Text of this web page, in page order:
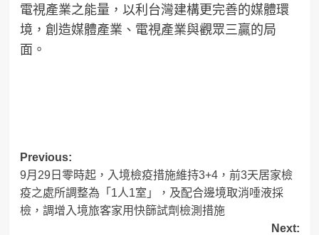
電視產業之能量，以利台灣建構更完善的媒體環
境，創造媒體產業、電視產業與觀眾三贏的局
面。
Post
navigation
Previous:
9月29日零時起，入境檢疫措施維持3+4，前3天居家檢
疫之處所調整為「1人1室」，及配合邊境取消唾液採
檢，調增入境旅客家用快篩試劑檢測措施
Next: